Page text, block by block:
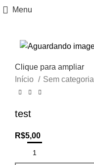
Menu
Clique para ampliar
Início
Sem categoria
test
R$5,00